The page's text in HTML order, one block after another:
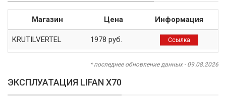
Магазин Цена Информация
KRUTILVERTEL 1978 руб. Ссылка
* последнее обновление данных - 09.08.2026
ЭКСПЛУАТАЦИЯ LIFAN X70